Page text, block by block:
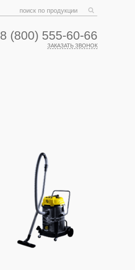
8 (800) 555-60-66
ЗАКАЗАТЬ ЗВОНОК